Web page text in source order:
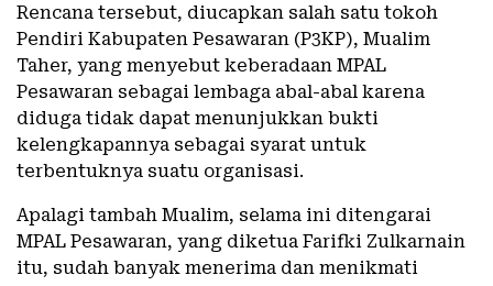
Rencana tersebut, diucapkan salah satu tokoh
Pendiri Kabupaten Pesawaran (P3KP), Mualim
Taher, yang menyebut keberadaan MPAL
Pesawaran sebagai lembaga abal-abal karena
diduga tidak dapat menunjukkan bukti
kelengkapannya sebagai syarat untuk
terbentuknya suatu organisasi.
Apalagi tambah Mualim, selama ini ditengarai
MPAL Pesawaran, yang diketua Farifki Zulkarnain
itu, sudah banyak menerima dan menikmati